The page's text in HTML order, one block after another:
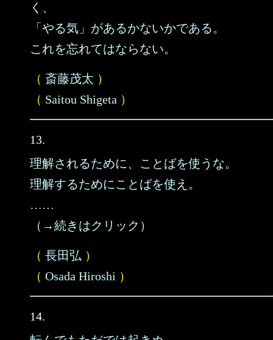
く、
「やる気」があるかないかである。
これを忘れてはならない。
（ 斎藤茂太 ）
（ Saitou Shigeta ）
13.
理解されるために、ことばを使うな。
理解するためにことばを使え。
……
（→続きはクリック）
（ 長田弘 ）
（ Osada Hiroshi ）
14.